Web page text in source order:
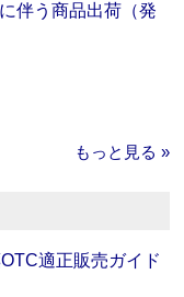
伴う商品出荷（発
もっと見る »
適正販売ガイド